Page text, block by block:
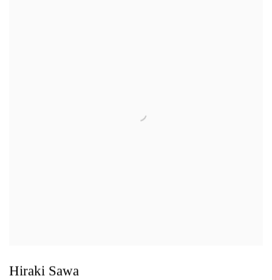
Hiraki Sawa